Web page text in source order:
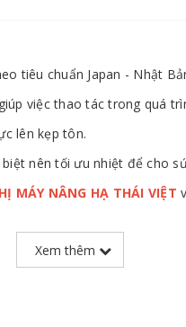
tiêu chuẩn Japan - Nhật
việc thao tác trong quá
lên kẹp tôn.
nên tối ưu nhiệt để cho
MÁY NÂNG HẠ THÁI VIỆT
Xem thêm